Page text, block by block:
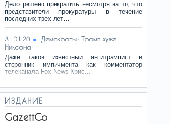
Дело решено прекратить несмотря на то, что
представители прокуратуры в течение
последних трех лет…
31.01.20
Демократы: Трамп хуже
Никсона
Даже такой известный антитрампист и
сторонник импичмента как комментатор
телеканала Fox News Крис…
ИЗДАНИЕ
GazettCo